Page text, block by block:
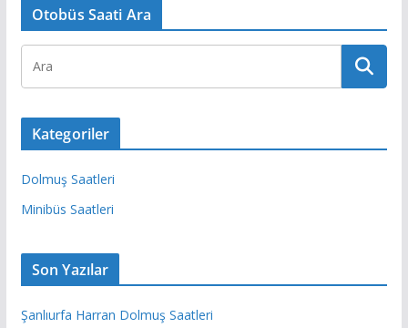
Otobüs Saati Ara
Kategoriler
Dolmuş Saatleri
Minibüs Saatleri
Son Yazılar
Şanlıurfa Harran Dolmuş Saatleri